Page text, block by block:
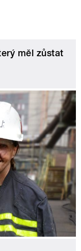
měl zůstat